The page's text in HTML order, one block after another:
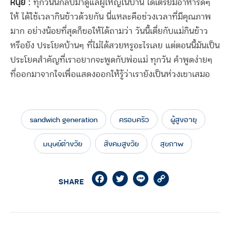
ทุกวันนี้กลับมาดูแลผู้ใหญ่ในบ้าน ได้เตรียมอาหารดีๆ
ให้ ได้ใช้เวลากินข้าวด้วยกัน นี่แหละคือช่วงเวลาที่มีคุณภาพ
มาก อย่างน้อยที่สุดก็ขอให้ได้ถามว่า วันนี้เตี่ยกับแม่กินข้าว
หรือยัง ประโยคบ้านๆ ที่ไม่ได้สวยหรูอะไรเลย แต่ตอนนี้มันเป็น
ประโยคสำคัญที่เราอยากจะพูดกับพ่อแม่ ทุกวัน คำพูดง่ายๆ
ที่ออกมาจากใจเพื่อแสดงออกให้รู้ว่าเรายังเป็นห่วงเขาเสมอ
sandwich generation ครอบครัว ผู้สูงอายุ
มนุษย์ต่างวัย สังคมสูงวัย สุขภาพ
SHARE FacebookTwitterLine